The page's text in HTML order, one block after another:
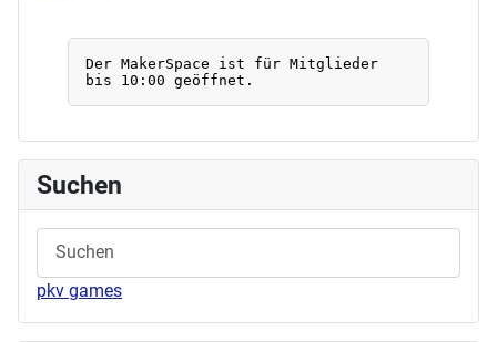
Suchen
pkv games